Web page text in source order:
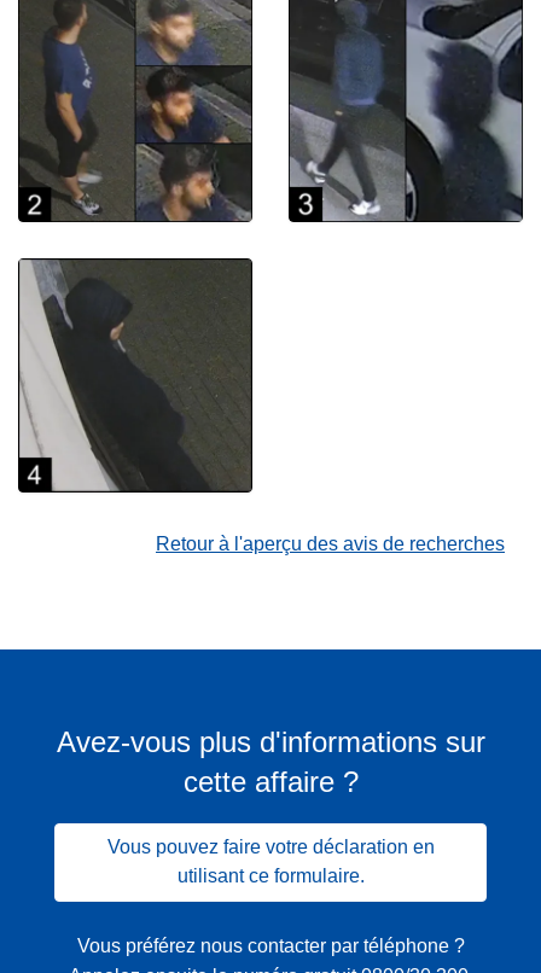
Retour à l'aperçu des avis de recherches
Avez-vous plus d'informations sur
cette affaire ?
Vous pouvez faire votre déclaration en
utilisant ce formulaire.
Vous préférez nous contacter par téléphone ?